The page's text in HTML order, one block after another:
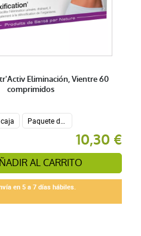
Eliminación, Vientre 60
comprimidos
10,30 €
AL CARRITO
en 5 a 7 días hábiles.